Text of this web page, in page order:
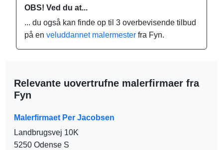
OBS! Ved du at...
... du også kan finde op til 3 overbevisende tilbud
på en veluddannet malermester fra Fyn.
Relevante uovertrufne malerfirmaer fra
Fyn
Malerfirmaet Per Jacobsen
Landbrugsvej 10K
5250 Odense S